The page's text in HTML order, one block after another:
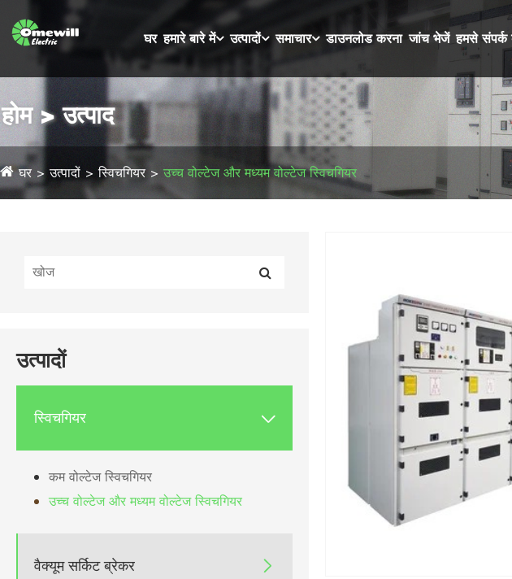
घर हमारे बारे में उत्पादों समाचार डाउनलोड करना जांच भेजें हमसे
होम > उत्पाद
घर उत्पादों स्विचगियर उच्च वोल्टेज और मध्यम वोल्टेज स्विचगियर
उत्पादों
स्विचगियर 
कम वोल्टेज स्विचगियर
उच्च वोल्टेज और मध्यम वोल्टेज स्विचगियर
वैक्यूम सर्किट ब्रेकर 